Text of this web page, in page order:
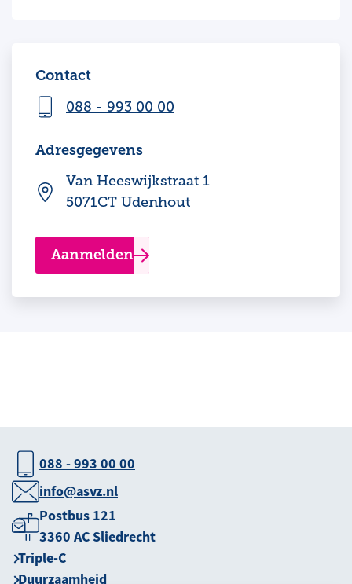
Contact
088 - 993 00 00
Adresgegevens
Van Heeswijkstraat 1
5071CT Udenhout
Aanmelden
088 - 993 00 00
info@asvz.nl
Postbus 121
3360 AC Sliedrecht
Triple-C
Duurzaamheid